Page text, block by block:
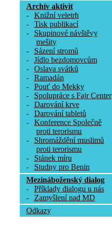
Archív aktivit
-
Knižní veletrh
-
Tisk publikací
-
Skupinové návštěvy
mešity
-
Sázení stromů
-
Jídlo bezdomovcům
-
Oslava svátků
-
Ramadán
-
Pouť do Mekky
-
Spolupráce s Fajr Center
-
Darování krve
-
Darování tabletů
-
Konference Společně
proti terorismu
-
Shromáždění muslimů
proti terorismu
-
Stánek míru
-
Studny pro Benin
Mezináboženský dialog
-
Příklady dialogu u nás
-
Zamyšlení nad MD
Odkazy